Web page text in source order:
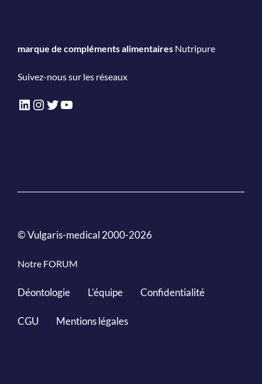
marque de compléments alimentaires Nutripure
Suivez-nous sur les réseaux
LinkedIn
Instagram
Twitter
YouTube
© Vulgaris-medical 2000-2026
Notre FORUM
Déontologie L'équipe Confidentialité
CGU Mentions légales